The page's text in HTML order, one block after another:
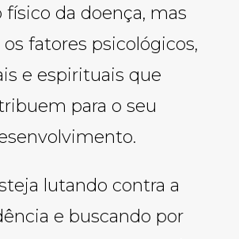
físico da doença, mas
fatores psicológicos,
e espirituais que
para o seu
lutando contra a
e buscando por